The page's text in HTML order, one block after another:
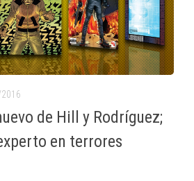
de Hill y Rodríguez;
en terrores